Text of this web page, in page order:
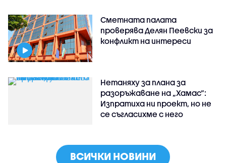
Сметната палата
проверява Делян Пеевски за
конфликт на интереси
Нетаняху за плана за
разоръжаване на „Хамас“:
Изпратиха ни проект, но не
се съгласихме с него
ВСИЧКИ НОВИНИ